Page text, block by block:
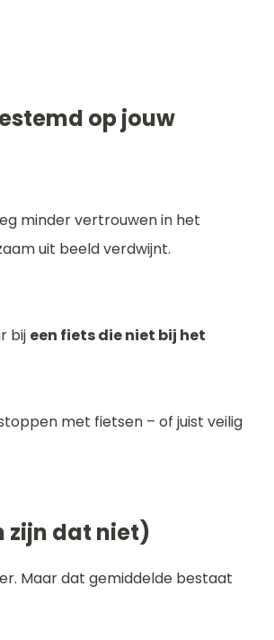
op jouw
minder vertrouwen in het
uit beeld verdwijnt.
bij een fiets die niet bij het
met fietsen – of juist veilig
zijn dat niet)
Maar dat gemiddelde bestaat